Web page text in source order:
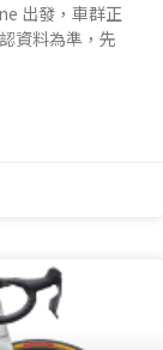
出發，車群正
資料為準，先